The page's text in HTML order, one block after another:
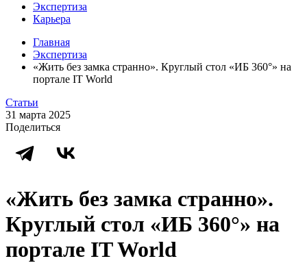
Экспертиза
Карьера
Главная
Экспертиза
«Жить без замка странно». Круглый стол «ИБ 360°» на
портале IT World
Статьи
31 марта 2025
Поделиться
«Жить без замка странно».
Круглый стол «ИБ 360°» на
портале IT World